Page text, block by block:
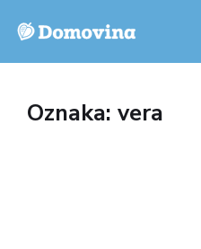
Oznaka: vera